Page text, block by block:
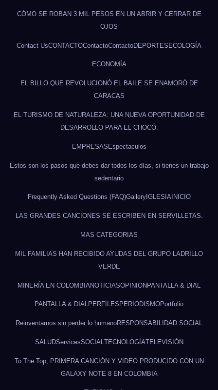
CÓMO SE ROBAN 3 MIL PESOS EN UN ABRIR Y CERRAR DE
OJOS
Contact UsCONTACTOContactoContactoDEPORTESECOLOGÍA
ECONOMÍA
EL BILLO QUE REVOLUCIONÓ EL BAILE SE ENAMORÓ DE
CARACAS
EL TURISMO DE NATURALEZA: UNA NUEVA OPORTUNIDAD DE
DESARROLLO PARA EL CHOCÓ.
EMPRESAS Espectaculos
Estos son los pasos que debes dar todos los días, si tienes un trabajo
sedentario
Frequently Asked Questions (FAQ)GalleryIGLESIAINICIO
LAS GRANDES CANCIONES SE ESCRIBEN EN SERVILLETAS.
MAS CATEGORIAS
MIL FAMILIAS HAN RECIBIDO AYUDAS DEL GRUPO LADRILLO
VERDE
MINERÍA EN COLOMBIANOTICIASOPINIONPANTALLA & DIAL
PANTALLA & DIALPERFILES PERIODISMOPortfolio
Reinventarnos sin perder lo humanoRESPONSABILIDAD SOCIAL
SALUDServicesSOCIAL TECNOLOGÍATELEVISIÓN
To The Top, PRIMERA CANCIÓN Y VIDEO PRODUCIDO CON UN
GALAXY NOTE 8 EN COLOMBIA